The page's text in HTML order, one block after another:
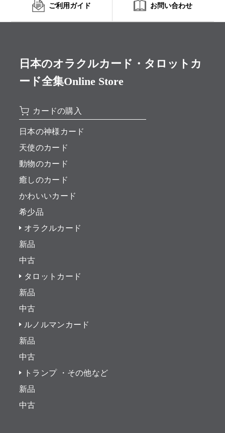
ご利用ガイド お問い合わせ
日本のオラクルカード・タロットカ
ード全集Online Store
カードの購入
日本の神様カード
天使のカード
動物のカード
癒しのカード
かわいいカード
希少品
オラクルカード
新品
中古
タロットカード
新品
中古
ルノルマンカード
新品
中古
トランプ ・その他など
新品
中古